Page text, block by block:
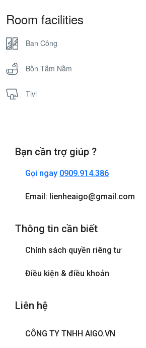
Room facilities
Ban Công
Bồn Tắm Nằm
Tivi
Bạn cần trợ giúp ?
Gọi ngay 0909.914.386
Email: lienheaigo@gmail.com
Thông tin cần biết
Chính sách quyền riêng tư
Điều kiện & điều khoản
Liên hệ
CÔNG TY TNHH AIGO.VN